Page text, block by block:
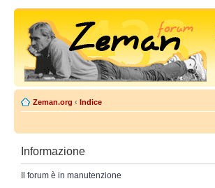
Zeman.org ‹ Indice
Informazione
Il forum è in manutenzione